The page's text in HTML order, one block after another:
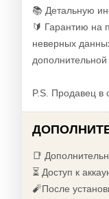
📚 Детальную
🔰 Гарантию на
неверных
P.S. Продавец в
📑
⏳ Доступ к
🧨После